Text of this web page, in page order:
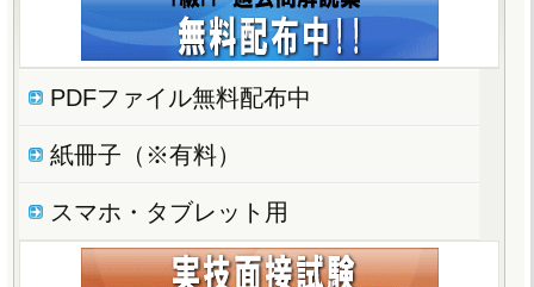
PDFファイル無料配布中
紙冊子（※有料）
スマホ・タブレット用